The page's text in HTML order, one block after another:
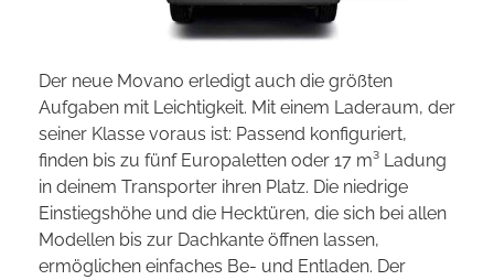
Der neue Movano erledigt auch die größten
Aufgaben mit Leichtigkeit. Mit einem Laderaum, der
seiner Klasse voraus ist: Passend konfiguriert,
finden bis zu fünf Europaletten oder 17 m³ Ladung
in deinem Transporter ihren Platz. Die niedrige
Einstiegshöhe und die Hecktüren, die sich bei allen
Modellen bis zur Dachkante öffnen lassen,
ermöglichen einfaches Be- und Entladen. Der